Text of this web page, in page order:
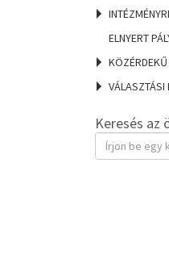
ELNYERT
VÁLASZTÁSI
Keresés az
Keresendő
kifejezés